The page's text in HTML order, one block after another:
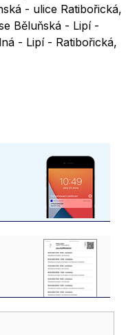
- ulice Ratibořická,
Běluňská - Lipí -
- Lipí - Ratibořická,